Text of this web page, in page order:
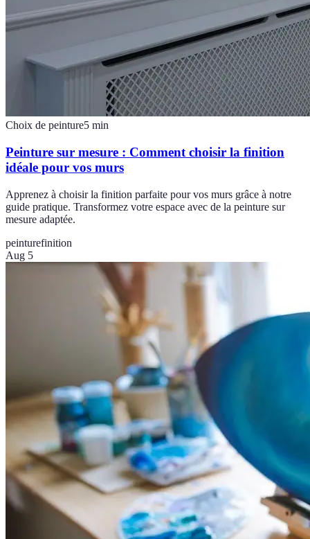
Choix de peinture5 min
Peinture sur mesure : Comment choisir la finition
idéale pour vos murs
Apprenez à choisir la finition parfaite pour vos murs grâce à notre
guide pratique. Transformez votre espace avec de la peinture sur
mesure adaptée.
peinturefinition
Aug 5